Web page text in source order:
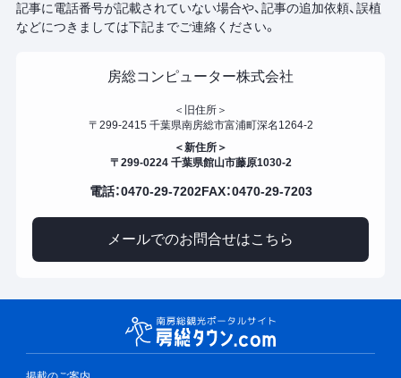
記事に電話番号が記載されていない場合や、記事の追加依頼、誤植
などにつきましては下記までご連絡ください。
房総コンピューター株式会社
＜旧住所＞
〒299-2415 千葉県南房総市富浦町深名1264-2
＜新住所＞
〒299-0224 千葉県館山市藤原1030-2
電話：0470-29-7202FAX：0470-29-7203
メールでのお問合せはこちら